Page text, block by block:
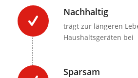
Nachhaltig
trägt zur längeren
Haushaltsgeräten bei
Sparsam